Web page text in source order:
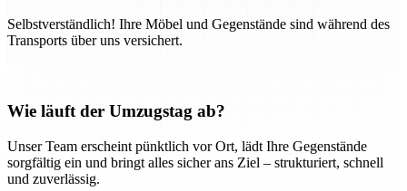
Selbstverständlich! Ihre Möbel und Gegenstände sind während des
Transports über uns versichert.
Wie läuft der Umzugstag ab?
Unser Team erscheint pünktlich vor Ort, lädt Ihre Gegenstände
sorgfältig ein und bringt alles sicher ans Ziel – strukturiert, schnell
und zuverlässig.